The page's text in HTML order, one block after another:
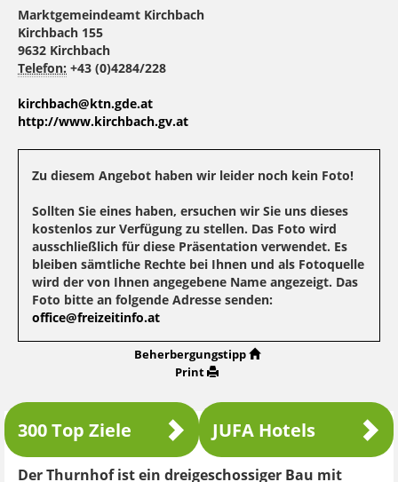
Marktgemeindeamt Kirchbach
Kirchbach 155
9632 Kirchbach
Telefon: +43 (0)4284/228
kirchbach@ktn.gde.at
http://www.kirchbach.gv.at
Zu diesem Angebot haben wir leider noch kein Foto!
Sollten Sie eines haben, ersuchen wir Sie uns dieses
kostenlos zur Verfügung zu stellen. Das Foto wird
ausschließlich für diese Präsentation verwendet. Es
bleiben sämtliche Rechte bei Ihnen und als Fotoquelle
wird der von Ihnen angegebene Name angezeigt. Das
Foto bitte an folgende Adresse senden:
office@freizeitinfo.at
Beherbergungstipp
Print
300 Top Ziele JUFA Hotels
Der Thurnhof ist ein dreigeschossiger Bau mit